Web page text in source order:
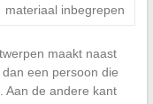
materiaal inbegrepen
maakt naast
een persoon die
Aan de andere kant